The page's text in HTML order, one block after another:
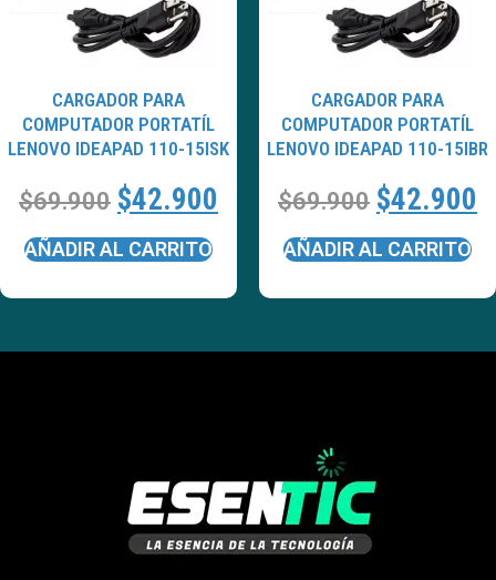
CARGADOR PARA
COMPUTADOR PORTATÍL
LENOVO IDEAPAD 110-15ISK
$69.900 $42.900
AÑADIR AL CARRITO
CARGADOR PARA
COMPUTADOR PORTATÍL
LENOVO IDEAPAD 110-15IBR
$69.900 $42.900
AÑADIR AL CARRITO